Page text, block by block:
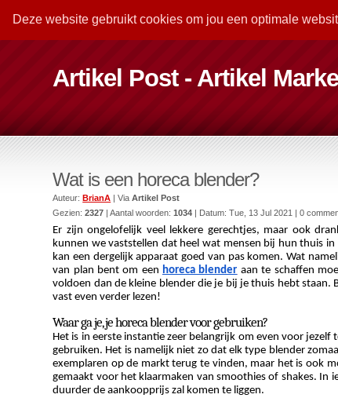
Deze website gebruikt cookies om jou een optimale
Artikel Post - Artikel
Wat is een horeca blender?
Auteur:BrianA | ViaArtikel Post
Gezien:2327 | Aantal woorden:1034 | Datum:Tue, 13 Jul 2021 | 0
Er zijn ongelofelijk veel lekkere gerechtjes, maar ook
kunnen we vaststellen dat heel wat mensen bij hun thuis
kan een dergelijk apparaat goed van pas komen. Wat
van plan bent om een horeca blender aan te schaffen
voldoen dan de kleine blender die je bij je thuis hebt staan.
vast even verder lezen!
Waar ga je, je horeca blender voor gebruiken?
Het is in eerste instantie zeer belangrijk om even voor
gebruiken. Het is namelijk niet zo dat elk type blender
exemplaren op de markt terug te vinden, maar het is ook
gemaakt voor het klaarmaken van smoothies of shakes. In
duurder de aankoopprijs zal komen te liggen.